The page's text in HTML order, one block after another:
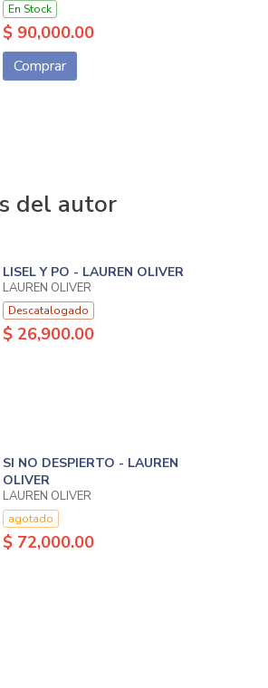
En Stock
$ 90,000.00
Comprar
del autor
LISEL Y PO - LAUREN OLIVER
LAUREN OLIVER
Descatalogado
$ 26,900.00
SI NO DESPIERTO - LAUREN
OLIVER
LAUREN OLIVER
agotado
$ 72,000.00